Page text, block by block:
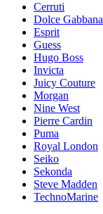
Cerruti
Dolce Gabbana
Esprit
Guess
Hugo Boss
Invicta
Juicy Couture
Morgan
Nine West
Pierre Cardin
Puma
Royal London
Seiko
Sekonda
Steve Madden
TechnoMarine